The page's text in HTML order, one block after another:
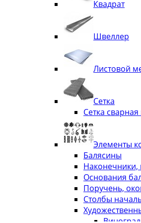
Квадрат
Швеллер
Листовой
Сетка
Сетка
Элементы
Балясины
Основания
Поручень,
Столбы